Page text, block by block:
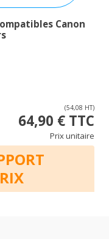
Canon
(54,08 HT)
64,90 € TTC
Prix unitaire